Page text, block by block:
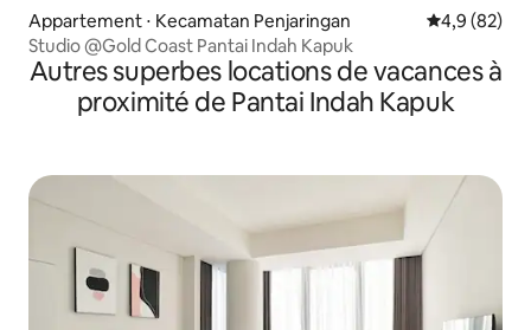
Appartement ⋅ Kecamatan Penjaringan Évaluation
4,9 (82)
Studio @Gold Coast Pantai Indah Kapuk
Autres superbes locations de vacances à
proximité de Pantai Indah Kapuk